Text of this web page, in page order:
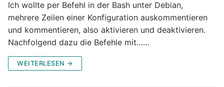
Ich wollte per Befehl in der Bash unter Debian,
mehrere Zeilen einer Konfiguration auskommentieren
und kommentieren, also aktivieren und deaktivieren.
Nachfolgend dazu die Befehle mit……
WEITERLESEN →